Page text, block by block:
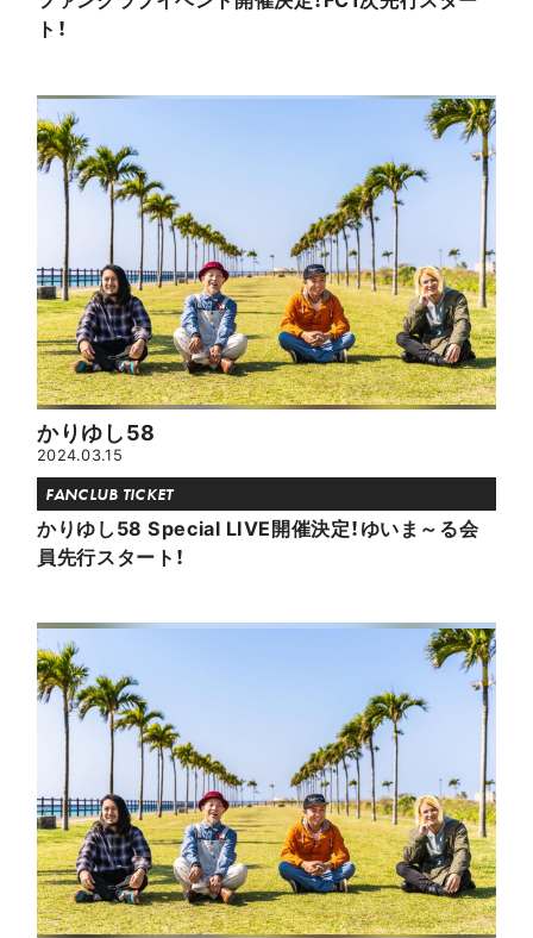
ト！
かりゆし58
2024.03.15
FANCLUB TICKET
かりゆし58 Special LIVE開催決定！ゆいま～る会
員先行スタート！